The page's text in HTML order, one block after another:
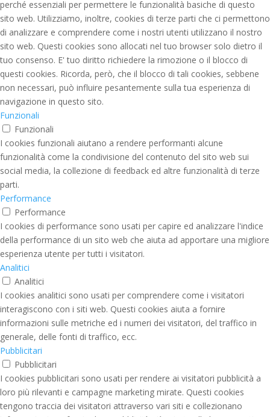
perché essenziali per permettere le funzionalità basiche di questo
sito web. Utilizziamo, inoltre, cookies di terze parti che ci permettono
di analizzare e comprendere come i nostri utenti utilizzano il nostro
sito web. Questi cookies sono allocati nel tuo browser solo dietro il
tuo consenso. E' tuo diritto richiedere la rimozione o il blocco di
questi cookies. Ricorda, però, che il blocco di tali cookies, sebbene
non necessari, può influire pesantemente sulla tua esperienza di
navigazione in questo sito.
Funzionali
Funzionali
I cookies funzionali aiutano a rendere performanti alcune
funzionalità come la condivisione del contenuto del sito web sui
social media, la collezione di feedback ed altre funzionalità di terze
parti.
Performance
Performance
I cookies di performance sono usati per capire ed analizzare l'indice
della performance di un sito web che aiuta ad apportare una migliore
esperienza utente per tutti i visitatori.
Analitici
Analitici
I cookies analitici sono usati per comprendere come i visitatori
interagiscono con i siti web. Questi cookies aiuta a fornire
informazioni sulle metriche ed i numeri dei visitatori, del traffico in
generale, delle fonti di traffico, ecc.
Pubblicitari
Pubblicitari
I cookies pubblicitari sono usati per rendere ai visitatori pubblicità a
loro più rilevanti e campagne marketing mirate. Questi cookies
tengono traccia dei visitatori attraverso vari siti e collezionano